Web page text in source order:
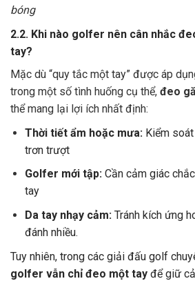
bóng
2.2. Khi nào golfer nên cân nhắc
tay?
Mặc dù “quy tắc một tay” được áp
trong một số tình huống cụ thể, đeo
thể mang lại lợi ích nhất định:
Thời tiết ẩm hoặc mưa:Kiểm soát
trơn trượt
Golfer mới tập: Cần cảm giác
tay
Da tay nhạy cảm:Tránh kích ứng
đánh nhiều.
Tuy nhiên, trong các giải đấu golf
golfer vẫn chỉ đeo một tay để giữ